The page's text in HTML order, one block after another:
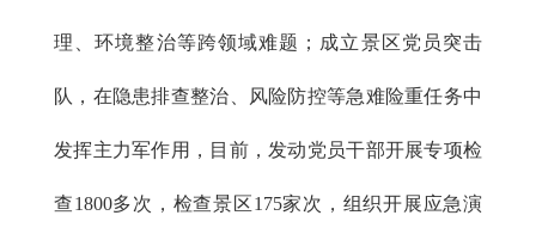
理、环境整治等跨领域难题；成立景区党员突击
队，在隐患排查整治、风险防控等急难险重任务中
发挥主力军作用，目前，发动党员干部开展专项检
查1800多次，检查景区175家次，组织开展应急演